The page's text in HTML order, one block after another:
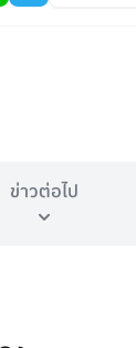
ข่าวต่อไป